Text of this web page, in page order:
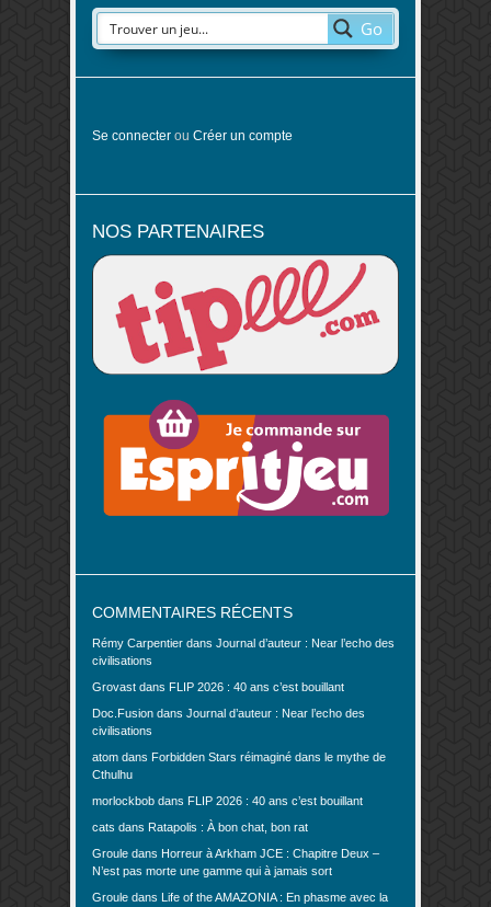
Go
Se connecter ou Créer un compte
NOS PARTENAIRES
COMMENTAIRES RÉCENTS
Rémy Carpentier dans Journal d’auteur : Near l’echo des
civilisations
Grovast dans FLIP 2026 : 40 ans c’est bouillant
Doc.Fusion dans Journal d’auteur : Near l’echo des
civilisations
atom dans Forbidden Stars réimaginé dans le mythe de
Cthulhu
morlockbob dans FLIP 2026 : 40 ans c’est bouillant
cats dans Ratapolis : À bon chat, bon rat
Groule dans Horreur à Arkham JCE : Chapitre Deux –
N’est pas morte une gamme qui à jamais sort
Groule dans Life of the AMAZONIA : En phasme avec la